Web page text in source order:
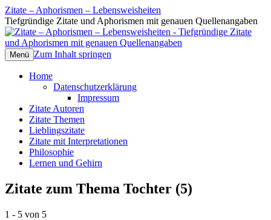
Zitate – Aphorismen – Lebensweisheiten
Tiefgründige Zitate und Aphorismen mit genauen Quellenangaben
Menü Zum Inhalt springen
Home
Datenschutzerklärung
Impressum
Zitate Autoren
Zitate Themen
Lieblingszitate
Zitate mit Interpretationen
Philosophie
Lernen und Gehirn
Zitate zum Thema Tochter (5)
1 - 5 von 5